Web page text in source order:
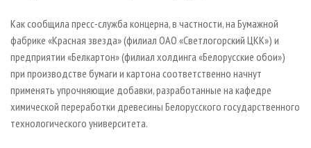
ЦБП
ИНСТРУМЕНТ И МАТЕРИАЛЫ
ГАЗЕТА ЛЕСПРОМФОРУМ
БИБЛИОТЕКА СПЕЦИАЛИСТА
Как сообщила пресс-служба концерна, в частности, на Бумажной
фабрике «Красная звезда» (филиал ОАО «Светлогорский ЦКК») и
предприятии «Белкартон» (филиал холдинга «Белорусские обои»)
при производстве бумаги и картона соответственно начнут
применять упрочняющие добавки, разработанные на кафедре
химической переработки древесины Белорусского государственного
технологического университета.